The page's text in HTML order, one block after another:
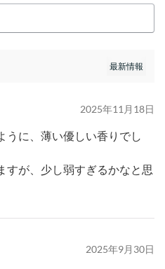
2025年11月18日
うに、薄い優しい香りでし
すが、少し弱すぎるかなと思
2025年9月30日